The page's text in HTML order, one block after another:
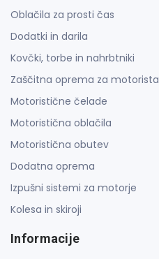
Oblačila za prosti čas
Dodatki in darila
Kovčki, torbe in nahrbtniki
Zaščitna oprema za motorista
Motoristične čelade
Motoristična oblačila
Motoristična obutev
Dodatna oprema
Izpušni sistemi za motorje
Kolesa in skiroji
Informacije